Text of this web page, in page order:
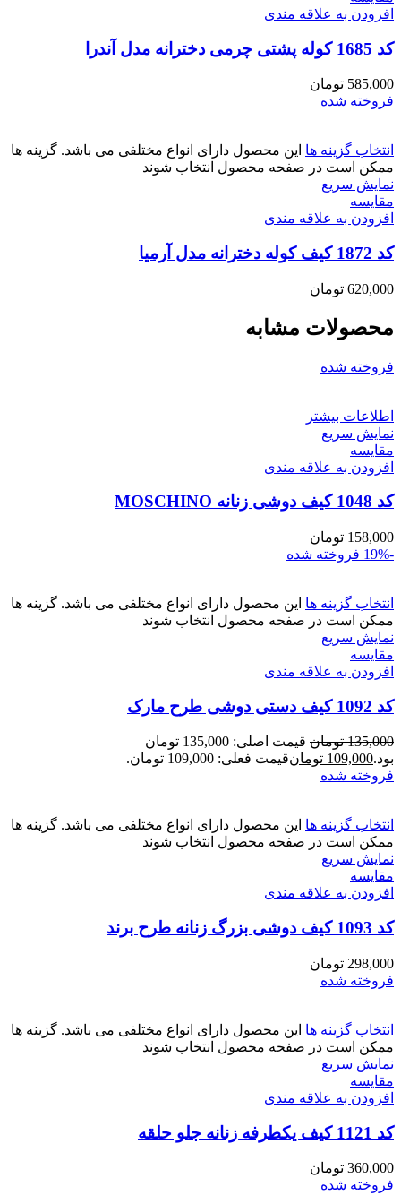
افزودن به علاقه مندی
کد 1685 کوله پشتی چرمی دخترانه مدل آندرا
585,000 تومان
فروخته شده
انتخاب گزینه ها این محصول دارای انواع مختلفی می باشد. گزینه ها
ممکن است در صفحه محصول انتخاب شوند
نمایش سریع
مقايسه
افزودن به علاقه مندی
کد 1872 کیف کوله دخترانه مدل آرمیا
620,000 تومان
محصولات مشابه
فروخته شده
اطلاعات بیشتر
نمایش سریع
مقايسه
افزودن به علاقه مندی
کد 1048 کیف دوشی زنانه MOSCHINO
158,000 تومان
-19%
فروخته شده
انتخاب گزینه ها این محصول دارای انواع مختلفی می باشد. گزینه ها
ممکن است در صفحه محصول انتخاب شوند
نمایش سریع
مقايسه
افزودن به علاقه مندی
کد 1092 کیف دستی دوشی طرح مارک
135,000 تومان
قیمت اصلی: 135,000 تومان
بود.109,000 تومانقیمت فعلی: 109,000 تومان.
فروخته شده
انتخاب گزینه ها این محصول دارای انواع مختلفی می باشد. گزینه ها
ممکن است در صفحه محصول انتخاب شوند
نمایش سریع
مقايسه
افزودن به علاقه مندی
کد 1093 کیف دوشی بزرگ زنانه طرح برند
298,000 تومان
فروخته شده
انتخاب گزینه ها این محصول دارای انواع مختلفی می باشد. گزینه ها
ممکن است در صفحه محصول انتخاب شوند
نمایش سریع
مقايسه
افزودن به علاقه مندی
کد 1121 کیف یکطرفه زنانه جلو حلقه
360,000 تومان
فروخته شده